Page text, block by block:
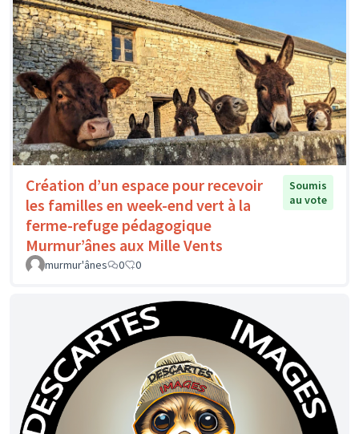
Création d’un espace pour recevoir
les familles en week-end vert à la
ferme-refuge pédagogique
Murmur’ânes aux Mille Vents
Soumis
au vote
murmur'ânes 0 0